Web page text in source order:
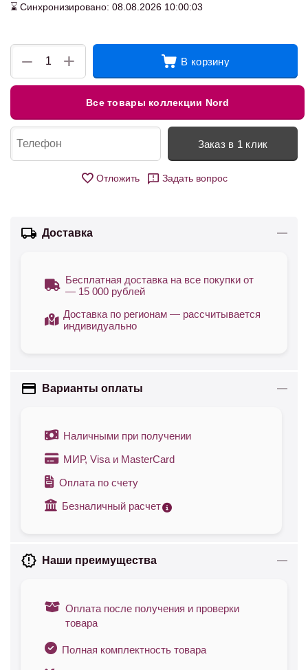
⌛ Синхронизировано: 08.08.2026 10:00:03
+
− В корзину
Все товары коллекции Nord
Заказ в 1 клик
Отложить Задать вопрос
Доставка
Бесплатная доставка на все покупки от
— 15 000 рублей
Доставка по регионам — рассчитывается
индивидуально
Варианты оплаты
Наличными при получении
МИР, Visa и MasterCard
Оплата по счету
Безналичный расчет
Наши преимущества
Оплата после получения и проверки
товара
Полная комплектность товара